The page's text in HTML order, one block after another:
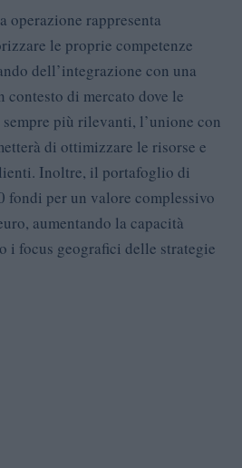
operazione rappresenta
le proprie competenze
dell’integrazione con una
contesto di mercato dove le
più rilevanti, l’unione con
di ottimizzare le risorse e
Inoltre, il portafoglio di
per un valore complessivo
aumentando la capacità
i focus geografici delle strategie